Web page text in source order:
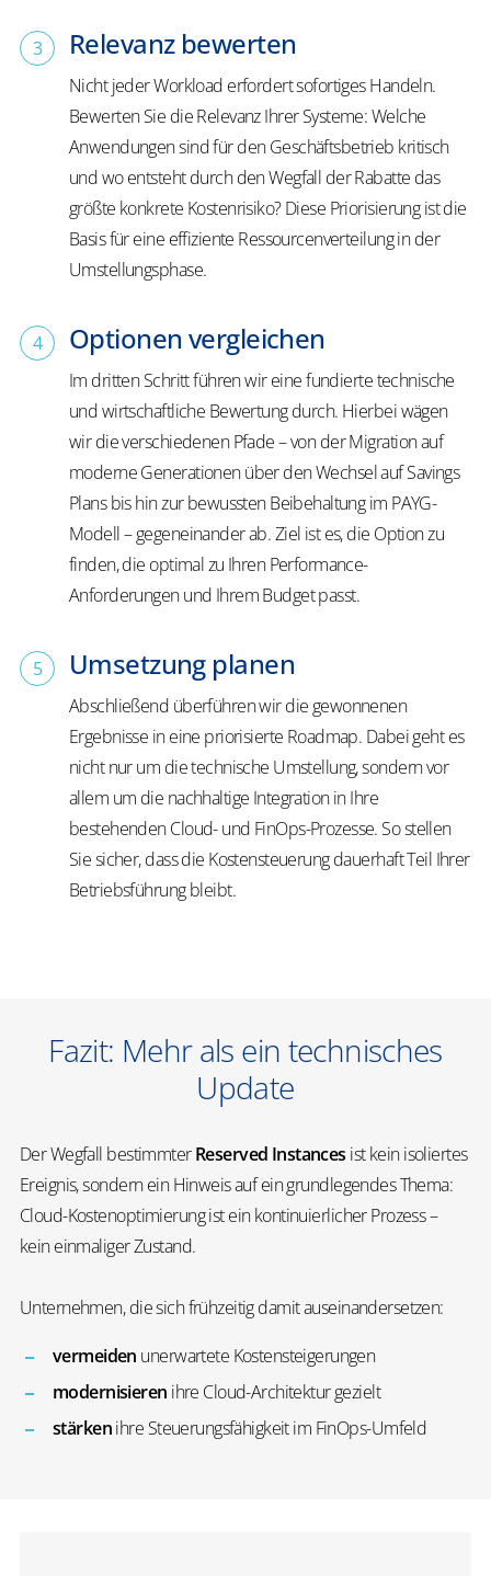
Relevanz bewerten
Nicht jeder Workload erfordert sofortiges Handeln.
Bewerten Sie die Relevanz Ihrer Systeme: Welche
Anwendungen sind für den Geschäftsbetrieb kritisch
und wo entsteht durch den Wegfall der Rabatte das
größte konkrete Kostenrisiko? Diese Priorisierung ist die
Basis für eine effiziente Ressourcenverteilung in der
Umstellungsphase.
Optionen vergleichen
Im dritten Schritt führen wir eine fundierte technische
und wirtschaftliche Bewertung durch. Hierbei wägen
wir die verschiedenen Pfade – von der Migration auf
moderne Generationen über den Wechsel auf Savings
Plans bis hin zur bewussten Beibehaltung im PAYG-
Modell – gegeneinander ab. Ziel ist es, die Option zu
finden, die optimal zu Ihren Performance-
Anforderungen und Ihrem Budget passt.
Umsetzung planen
Abschließend überführen wir die gewonnenen
Ergebnisse in eine priorisierte Roadmap. Dabei geht es
nicht nur um die technische Umstellung, sondern vor
allem um die nachhaltige Integration in Ihre
bestehenden Cloud- und FinOps-Prozesse. So stellen
Sie sicher, dass die Kostensteuerung dauerhaft Teil Ihrer
Betriebsführung bleibt.
Fazit: Mehr als ein technisches
Update
Der Wegfall bestimmterReserved Instances ist kein isoliertes
Ereignis, sondern ein Hinweis auf ein grundlegendes Thema:
Cloud-Kostenoptimierung ist ein kontinuierlicher Prozess –
kein einmaliger Zustand.
Unternehmen, die sich frühzeitig damit auseinandersetzen:
vermeiden unerwartete Kostensteigerungen
modernisieren ihre Cloud-Architektur gezielt
stärkenihre Steuerungsfähigkeit im FinOps-Umfeld